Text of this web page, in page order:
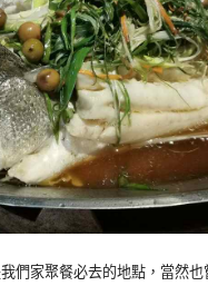
們家聚餐必去的地點，當然也